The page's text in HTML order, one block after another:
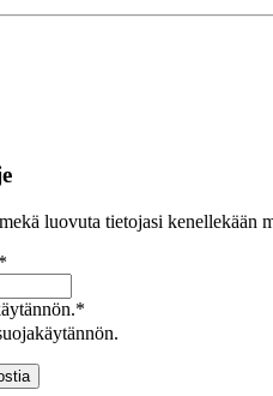
luovuta tietojasi kenellekään
*
*